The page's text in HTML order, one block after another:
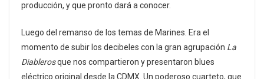
producción, y que pronto dará a conocer.
Luego del remanso de los temas de Marines. Era el
momento de subir los decibeles con la gran agrupación La
Diablerosque nos compartieron y presentaron blues
eléctrico original desde la CDMX. Un poderoso cuarteto, que